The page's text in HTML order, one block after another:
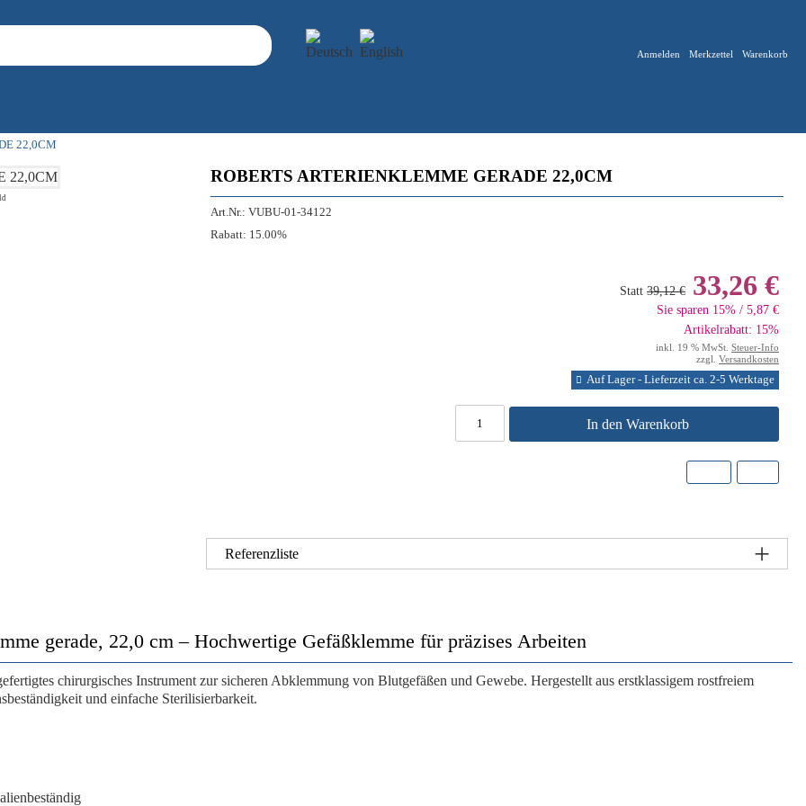
Anmelden Merkzettel Warenkorb
22,0CM
ROBERTS ARTERIENKLEMME GERADE 22,0CM
Art.Nr.: VUBU-01-34122
Rabatt: 15.00%
Statt 39,12 € 33,26 €
Sie sparen 15% / 5,87 €
Artikelrabatt: 15%
inkl. 19 % MwSt. Steuer-Info
zzgl. Versandkosten
Auf Lager - Lieferzeit ca. 2-5 Werktage
In den Warenkorb
Referenzliste
gerade, 22,0 cm – Hochwertige Gefäßklemme für präzises Arbeiten
chirurgisches Instrument zur sicheren Abklemmung von Blutgefäßen und Gewebe. Hergestellt aus erstklassigem rostfreiem
und einfache Sterilisierbarkeit.